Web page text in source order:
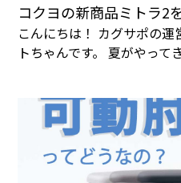
コクヨの新商品ミトラ2
こんにちは！ カグサポの
トちゃんです。 夏がやって